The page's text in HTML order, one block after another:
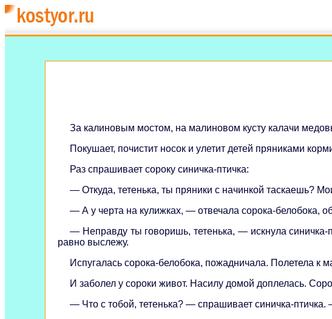
За калиновым мостом, на малиновом кусту калачи
Покушает, почистит носок и улетит детей пряниками
Раз спрашивает сороку синичка-птичка:
— Откуда, тетенька, ты пряники с начинкой таскаешь?
— А у черта на кулижках, — отвечала сорока-белобока,
— Неправду ты говоришь, тетенька, — искнула
равно выслежу.
Испугалась сорока-белобока, пожадничала. Полетела к
И заболел у сороки живот. Насилу домой доплелась.
— Что с тобой, тетенька? — спрашивает синичка-